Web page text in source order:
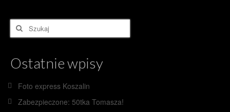
Szuklaj
w:
Ostatnie wpisy
Foto express Koszalin
Zabezpieczone: 50tka Tomasza!